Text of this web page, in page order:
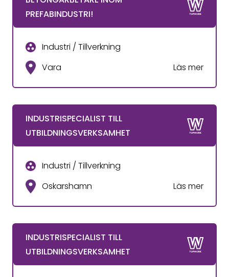
PREFABINDUSTRI!
Industri / Tillverkning
Vara
Läs mer
INDUSTRISPECIALIST TILL
UTBILDNINGSVERKSAMHET
Industri / Tillverkning
Oskarshamn
Läs mer
INDUSTRISPECIALIST TILL
UTBILDNINGSVERKSAMHET